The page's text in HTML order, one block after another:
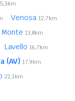
5,3km
Venosa 12,7km
Monte 13,8km
Lavello 16,7km
(AV) 17,9km
22,1km